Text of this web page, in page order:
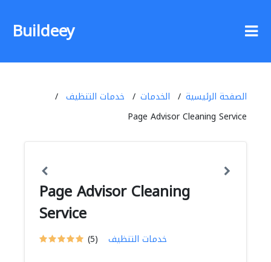
Buildeey
الصفحة الرئيسية الخدمات
خدمات التنظيف
Page Advisor Cleaning Service
Page Advisor Cleaning
Service
(5) خدمات التنظيف